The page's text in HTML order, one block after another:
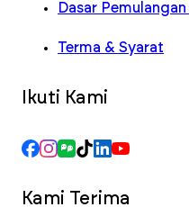
Dasar
Terma & Syarat
Ikuti Kami
Kami Terima